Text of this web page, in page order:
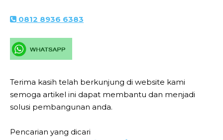
0812 8936 6383
Terima kasih telah berkunjung di website kami
semoga artikel ini dapat membantu dan menjadi
solusi pembangunan anda.
Pencarian yang dicari